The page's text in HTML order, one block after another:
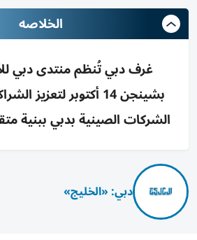
الخلاصه
غرف دبي تُنظم منتدى دبي
بشينجن 14 أكتوبر
الشركات الصينية بدبي ببنية
دبي: «الخليج»